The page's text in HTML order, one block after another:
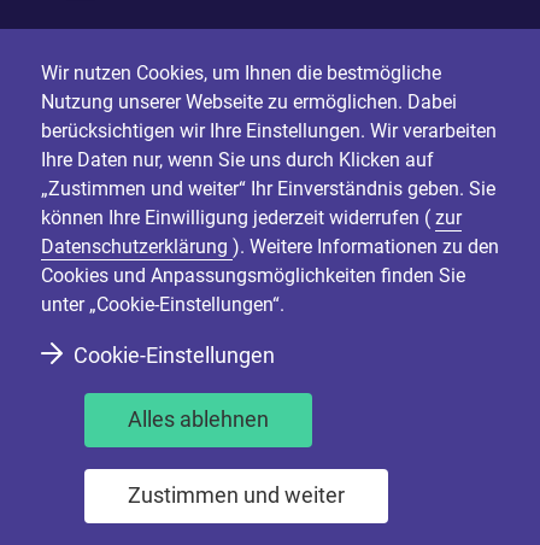
Wir nutzen Cookies, um Ihnen die bestmögliche
Nutzung unserer Webseite zu ermöglichen. Dabei
berücksichtigen wir Ihre Einstellungen. Wir verarbeiten
Ihre Daten nur, wenn Sie uns durch Klicken auf
„Zustimmen und weiter“ Ihr Einverständnis geben. Sie
können Ihre Einwilligung jederzeit widerrufen ( zur
Datenschutzerklärung ). Weitere Informationen zu den
Cookies und Anpassungsmöglichkeiten finden Sie
unter „Cookie-Einstellungen“.
Cookie-Einstellungen
Alles ablehnen
Zustimmen und weiter